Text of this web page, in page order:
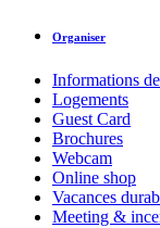
Organiser
Informations
Logements
Guest Card
Brochures
Webcam
Online shop
Vacances
Meeting &